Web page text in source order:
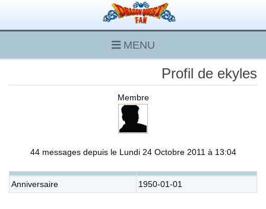
MENU
Profil de ekyles
Membre
44 messages depuis le Lundi 24 Octobre 2011 à 13:04
Anniversaire 1950-01-01